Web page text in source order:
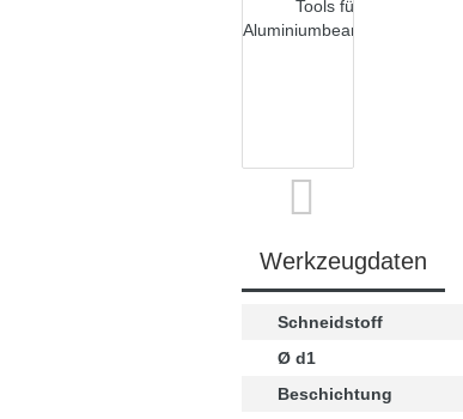
Werkzeugdaten
Schneidstoff
Ø d1
Beschichtung